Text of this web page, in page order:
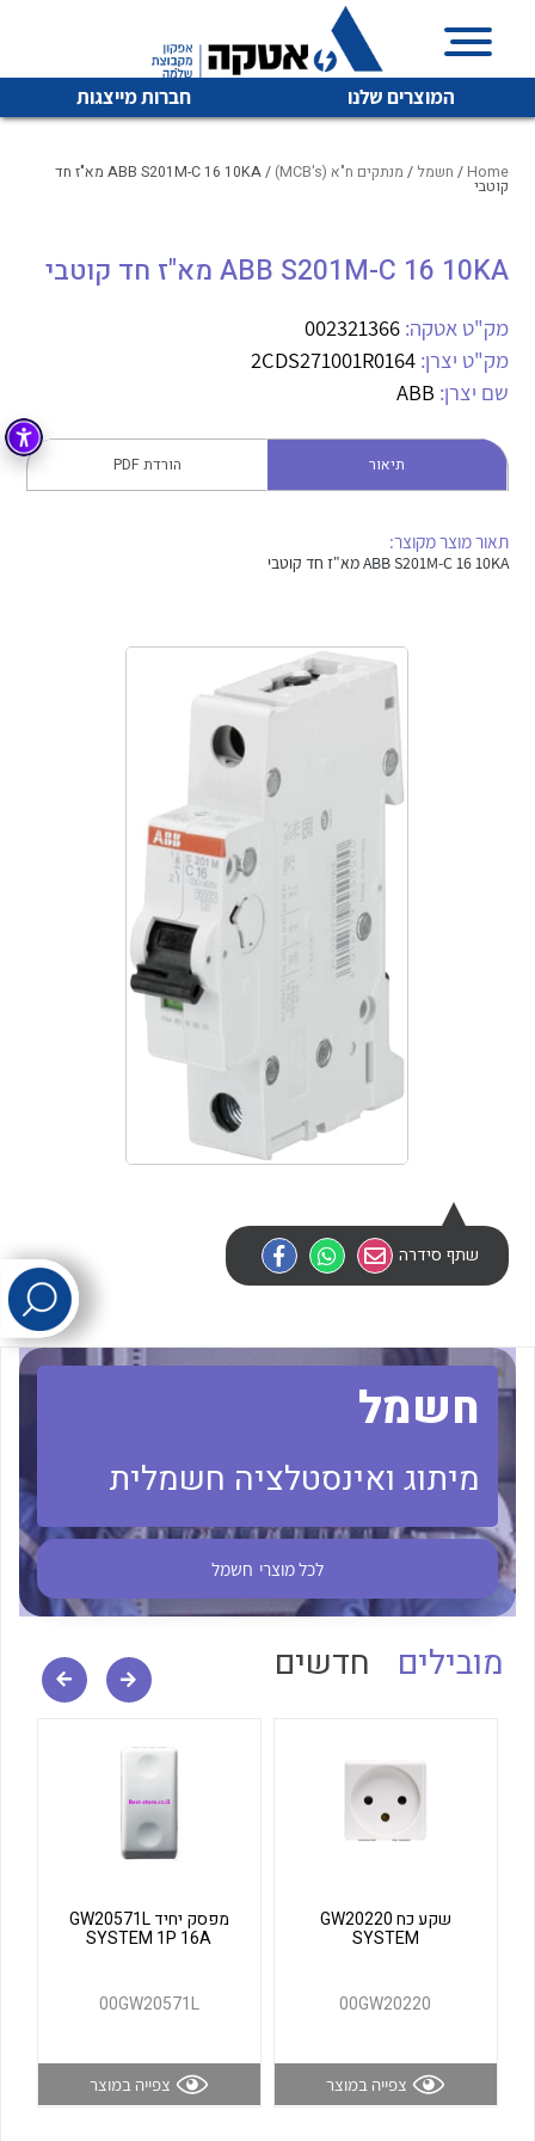
המוצרים שלנו חברות מייצגות
איכות | שרות | זמינות
והפצה של מוצרי
מיתוג, בקרה , ואינסטלציה חשמלית ופעילה ב7 תחומים:
חשמל מיתוג ואינסטלציה חשמלית
בקרה
זיווד
אלקטרוניקה
מטענים לרכב חשמלי
פתרונות לתחום הסולארי
לכל מוצרי היצרן לכל מוצרי היצרן
לכל מוצרי היצרן לכל מוצרי היצרן
לכל מוצרי היצרן
לכל מוצרי היצרן לכל מוצרי היצרן
לכל מוצרי היצרן לכל מוצרי היצרן
Home
/ חשמל / מנתקים ח"א (MCB's) / ABB S201M-C 16 10KA מא"ז חד
קוטבי
ABB S201M-C 16 10KA מא"ז חד קוטבי
מק"ט אטקה: 002321366
מק"ט יצרן: 2CDS271001R0164
שם יצרן: ABB
תיאור הורדת PDF
תאור מוצר מקוצר:
ABB S201M-C 16 10KA מא"ז חד קוטבי
שתף סידרה
חשמל
מיתוג ואינסטלציה חשמלית
לכל מוצרי חשמל
מובילים חדשים
שקע כח GW20220
SYSTEM
00GW20220
צפייה במוצר
מפסק יחיד GW20571L
SYSTEM 1P 16A
00GW20571L
צפייה במוצר